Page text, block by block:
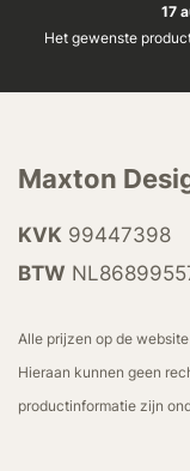
17
Het gewenste
Maxton
KVK 99447398
BTW
Alle prijzen op de
Hieraan kunnen geen
productinformatie zijn